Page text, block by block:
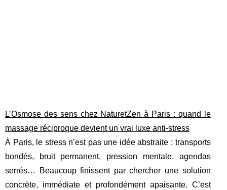
L’Osmose des sens chez NaturetZen à Paris : quand le
massage réciproque devient un vrai luxe anti-stress
À Paris, le stress n’est pas une idée abstraite : transports
bondés, bruit permanent, pression mentale, agendas
serrés… Beaucoup finissent par chercher une solution
concrète, immédiate et profondément apaisante. C’est